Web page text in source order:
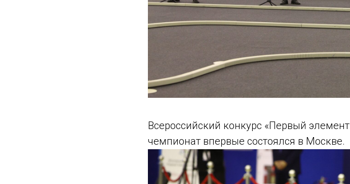
Всероссийский конкурс «Первый
чемпионат впервые состоялся в Москве.